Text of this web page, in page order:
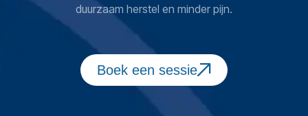
duurzaam herstel en minder pijn.
Boek een sessie